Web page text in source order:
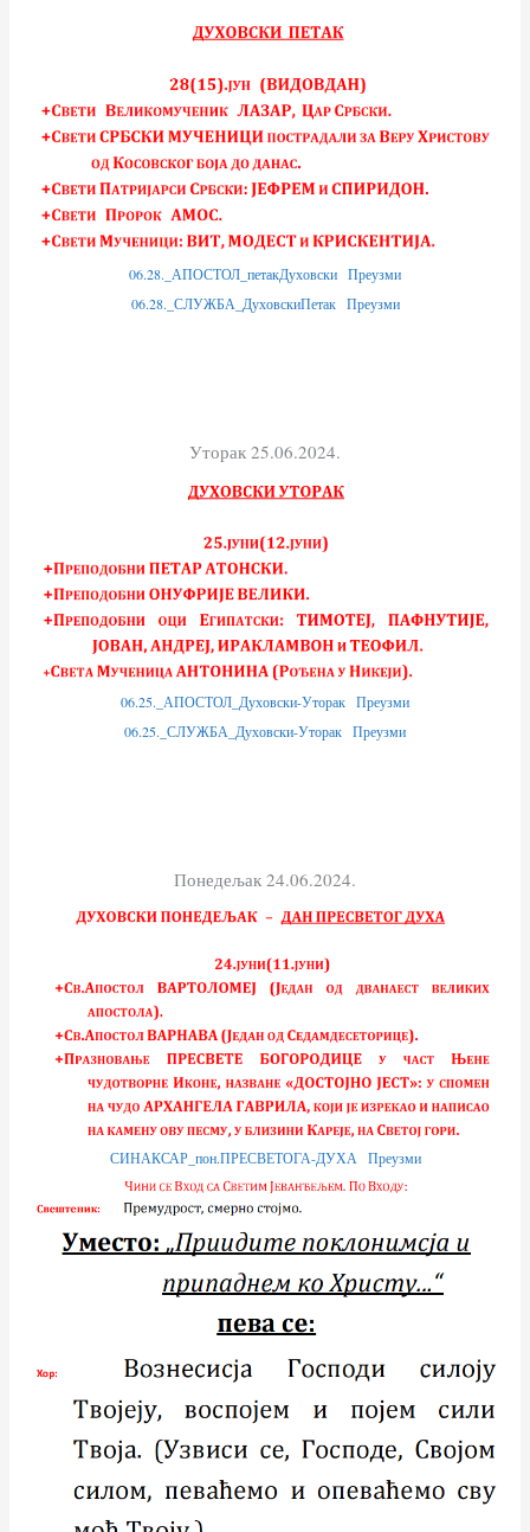
06.28._АПОСТОЛ_петакДуховски Преузми
06.28._СЛУЖБА_ДуховскиПетак Преузми
Уторак 25.06.2024.
06.25._АПОСТОЛ_Духовски-Уторак Преузми
06.25._СЛУЖБА_Духовски-Уторак Преузми
Понедељак 24.06.2024.
СИНАКСАР_пон.ПРЕСВЕТОГА-ДУХА Преузми